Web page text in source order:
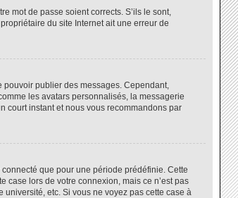
mot de passe soient corrects. S’ils le sont,
du site Internet ait une erreur de
pouvoir publier des messages. Cependant,
les avatars personnalisés, la messagerie
court instant et nous vous recommandons par
que pour une période prédéfinie. Cette
case lors de votre connexion, mais ce n’est pas
etc. Si vous ne voyez pas cette case à